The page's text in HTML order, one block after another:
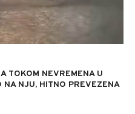
TOKOM NEVREMENA U
NA NJU, HITNO PREVEZENA